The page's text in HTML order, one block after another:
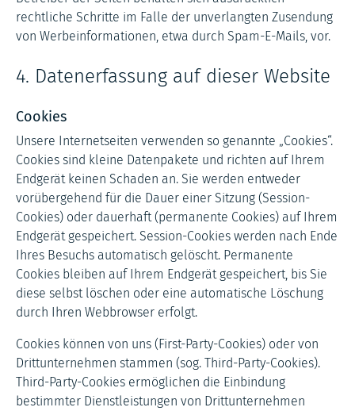
rechtliche Schritte im Falle der unverlangten Zusendung
von Werbeinformationen, etwa durch Spam-E-Mails, vor.
4. Datenerfassung auf dieser Website
Cookies
Unsere Internetseiten verwenden so genannte „Cookies“.
Cookies sind kleine Datenpakete und richten auf Ihrem
Endgerät keinen Schaden an. Sie werden entweder
vorübergehend für die Dauer einer Sitzung (Session-
Cookies) oder dauerhaft (permanente Cookies) auf Ihrem
Endgerät gespeichert. Session-Cookies werden nach Ende
Ihres Besuchs automatisch gelöscht. Permanente
Cookies bleiben auf Ihrem Endgerät gespeichert, bis Sie
diese selbst löschen oder eine automatische Löschung
durch Ihren Webbrowser erfolgt.
Cookies können von uns (First-Party-Cookies) oder von
Drittunternehmen stammen (sog. Third-Party-Cookies).
Third-Party-Cookies ermöglichen die Einbindung
bestimmter Dienstleistungen von Drittunternehmen